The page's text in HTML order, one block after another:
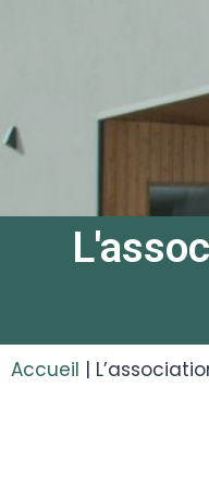
Accueil |